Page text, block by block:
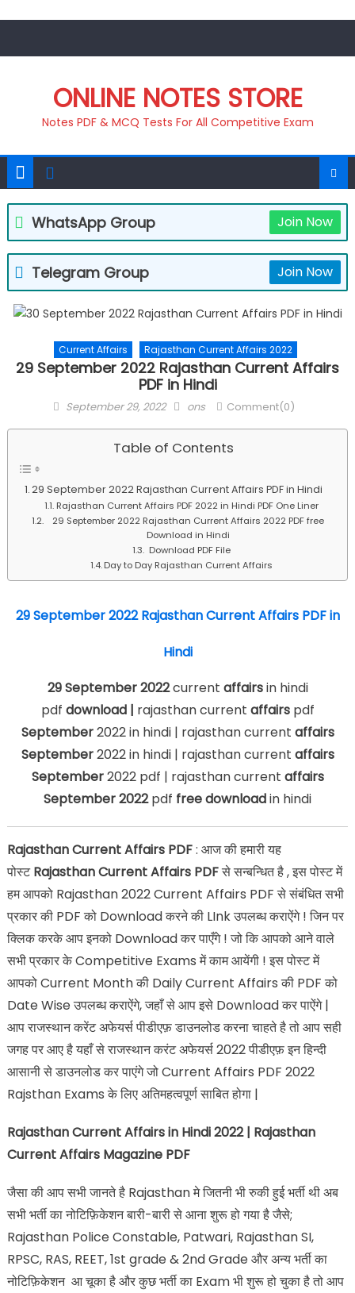
ONLINE NOTES STORE
Notes PDF & MCQ Tests For All Competitive Exam
WhatsApp Group Join Now
Telegram Group Join Now
Current Affairs Rajasthan Current Affairs 2022
29 September 2022 Rajasthan Current Affairs
PDF in Hindi
Posted
September 29, 2022 Author
ons Comment(0)
Table of Contents
29 September 2022 Rajasthan Current Affairs PDF in Hindi
Rajasthan Current Affairs PDF 2022 in Hindi PDF One Liner
29 September 2022 Rajasthan Current Affairs 2022 PDF free
Download in Hindi
Download PDF File
Day to Day Rajasthan Current Affairs
29 September 2022 Rajasthan Current Affairs PDF in
Hindi
29 September 2022current affairsin hindi
pdf download | rajasthan current affairspdf
September2022 in hindi | rajasthan current affairs
September2022 in hindi | rajasthan current affairs
September2022 pdf | rajasthan current affairs
September 2022pdf free downloadin hindi
Rajasthan Current Affairs PDF: आज की हमारी यह
पोस्टRajasthan Current Affairs PDFसे सन्बन्धित है , इस पोस्ट में
हम आपको Rajasthan 2022 Current Affairs PDF से संबंधित सभी
प्रकार की PDF को Download करने की LInk उपलब्ध कराऐंगे ! जिन पर
क्लिक करके आप इनको Download कर पाएँगे ! जो कि आपको आने वाले
सभी प्रकार के Competitive Exams में काम आयेंगी ! इस पोस्ट में
आपको Current Month की Daily Current Affairs की PDF को
Date Wise उपलब्ध कराऐंगे, जहाँ से आप इसे Download कर पाऐंगे |
आप राजस्थान करेंट अफेयर्स पीडीएफ़ डाउनलोड करना चाहते है तो आप सही
जगह पर आए है यहाँ से राजस्थान करंट अफेयर्स 2022 पीडीएफ़ इन हिन्दी
आसानी से डाउनलोड कर पाएंगे जो Current Affairs PDF 2022
Rajsthan Exams के लिए अतिमहत्वपूर्ण साबित होगा |
Rajasthan Current Affairs in Hindi 2022 | Rajasthan
Current Affairs Magazine PDF
जैसा की आप सभी जानते है Rajasthan मे जितनी भी रुकी हुई भर्ती थी अब
सभी भर्ती का नोटिफ़िकेशन बारी-बारी से आना शुरू हो गया है जैसे;
Rajasthan Police Constable, Patwari, Rajasthan SI,
RPSC, RAS, REET, 1st grade & 2nd Grade और अन्य भर्ती का
नोटिफ़िकेशन आ चूका है और कुछ भर्ती का Exam भी शुरू हो चुका है तो आप